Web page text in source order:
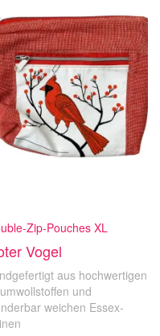
Zip-Pouches XL
Vogel
aus hochwertigen
und
weichen Essex-